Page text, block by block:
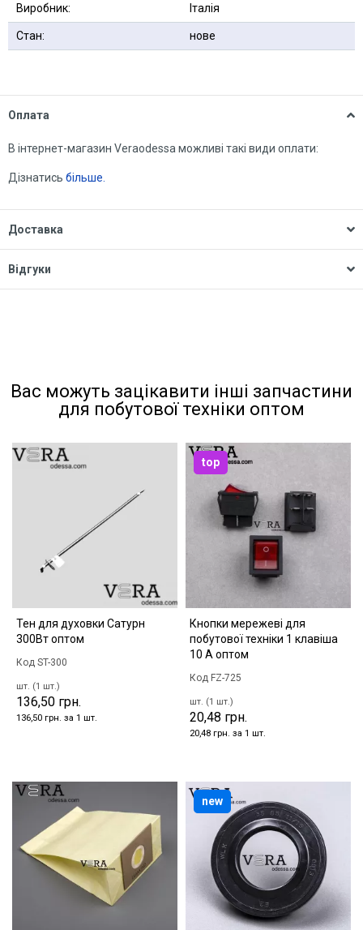
Виробник: Італія
Стан: нове
Оплата
В інтернет-магазин Veraodessa можливі такі види оплати:
Дізнатись більше.
Доставка
Відгуки
Вас можуть зацікавити інші запчастини
для побутової техніки оптом
Тен для духовки Сатурн
300Вт оптом
Код ST-300
шт. (1 шт.)
136,50 грн.
136,50 грн. за 1 шт.
Кнопки мережеві для
побутової техніки 1 клавіша
10 А оптом
Код FZ-725
шт. (1 шт.)
20,48 грн.
20,48 грн. за 1 шт.
top
new